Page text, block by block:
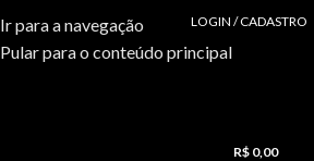
Ir para a navegação
Pular para o conteúdo principal
LOGIN / CADASTRO
R$ 0,00